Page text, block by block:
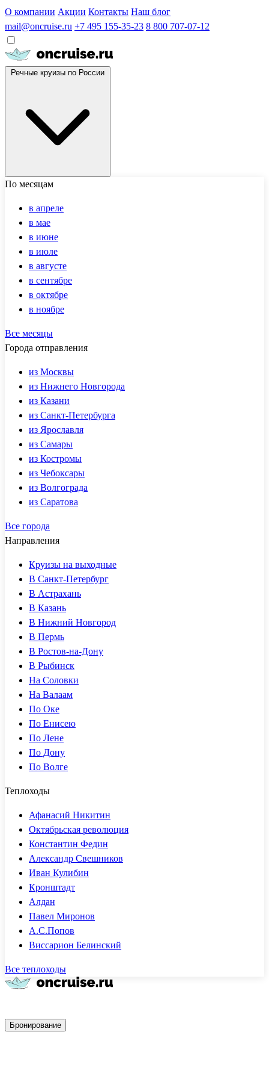
О компании Акции Контакты Наш блог
mail@oncruise.ru +7 495 155-35-23 8 800 707-07-12
По месяцам
в апреле
в мае
в июне
в июле
в августе
в сентябре
в октябре
в ноябре
Все месяцы
Города отправления
из Москвы
из Нижнего Новгорода
из Казани
из Санкт-Петербурга
из Ярославля
из Самары
из Костромы
из Чебоксары
из Волгограда
из Саратова
Все города
Направления
Круизы на выходные
В Санкт-Петербург
В Астрахань
В Казань
В Нижний Новгород
В Пермь
В Ростов-на-Дону
В Рыбинск
На Соловки
На Валаам
По Оке
По Енисею
По Лене
По Дону
По Волге
Теплоходы
Афанасий Никитин
Октябрьская революция
Константин Федин
Александр Свешников
Иван Кулибин
Кронштадт
Алдан
Павел Миронов
А.С.Попов
Виссарион Белинский
Все теплоходы
Бронирование